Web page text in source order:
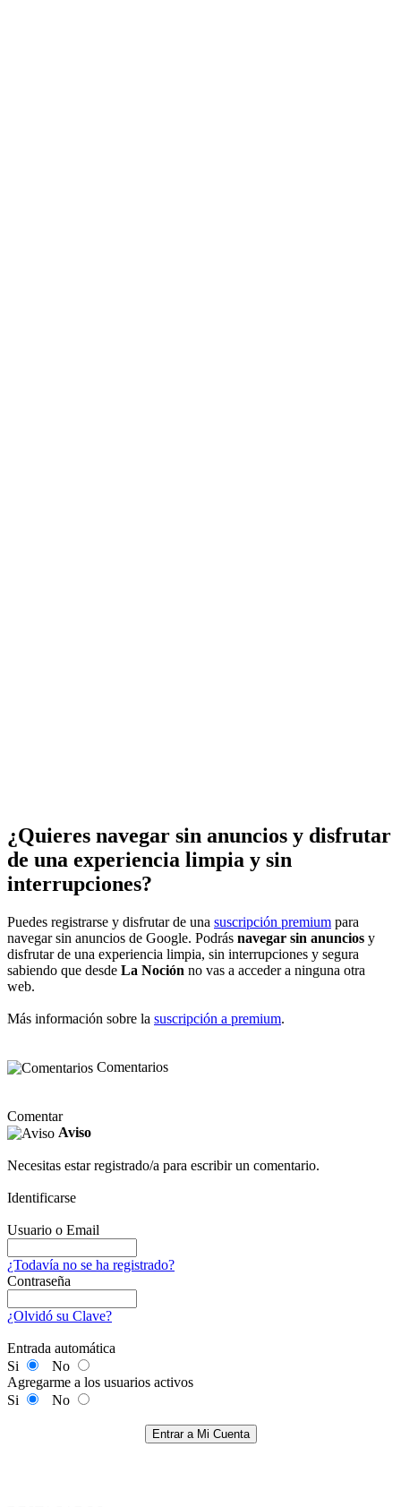
¿Quieres navegar sin anuncios y disfrutar
de una experiencia limpia y sin
interrupciones?
Puedes registrarse y disfrutar de una suscripción premium para
navegar sin anuncios de Google. Podrás navegar sin anuncios y
disfrutar de una experiencia limpia, sin interrupciones y segura
sabiendo que desde La Noción no vas a acceder a ninguna otra
web.
Más información sobre la suscripción a premium.
Comentarios
Comentar
Aviso
Necesitas estar registrado/a para escribir un comentario.
Identificarse
Usuario o Email
¿Todavía no se ha registrado?
Contraseña
¿Olvidó su Clave?
Entrada automática
Si
No
Agregarme a los usuarios activos
Si
No
Entrar a Mi Cuenta